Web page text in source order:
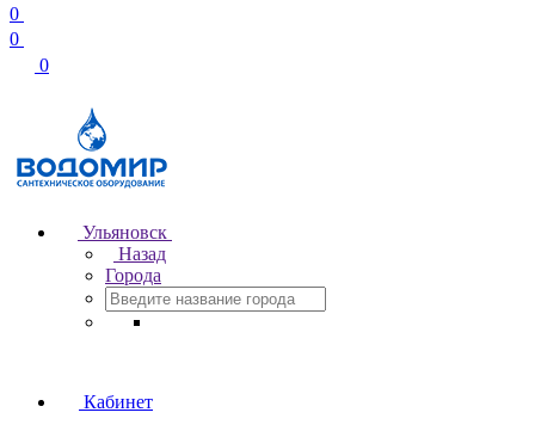
0
0
0
Ульяновск
Назад
Города
Кабинет